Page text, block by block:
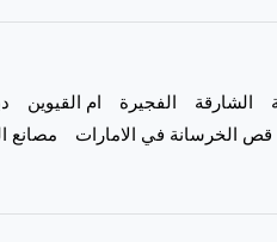
الشارقة الفجيرة ام القيوين
الخرسانة في الامارات
مصانع